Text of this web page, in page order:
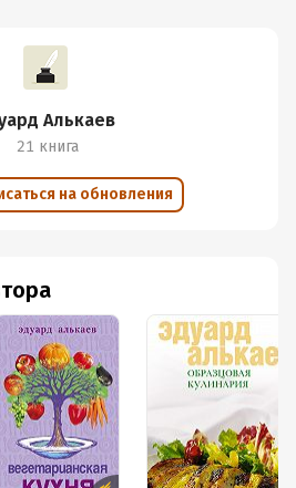
Алькаев
21 книга
на обновления